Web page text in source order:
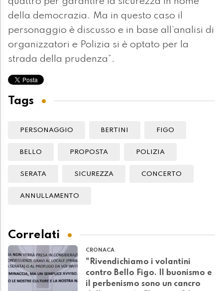
della democrazia. Ma in questo caso il
personaggio è discusso e in base all’analisi di
organizzatori e Polizia si è optato per la
strada della prudenza”.
Tags
PERSONAGGIO BERTINI FIGO
BELLO PROPOSTA POLIZIA
SERATA SICUREZZA CONCERTO
ANNULLAMENTO
Correlati
CRONACA
"Rivendichiamo i volantini
contro Bello Figo. Il buonismo e
il perbenismo sono un cancro